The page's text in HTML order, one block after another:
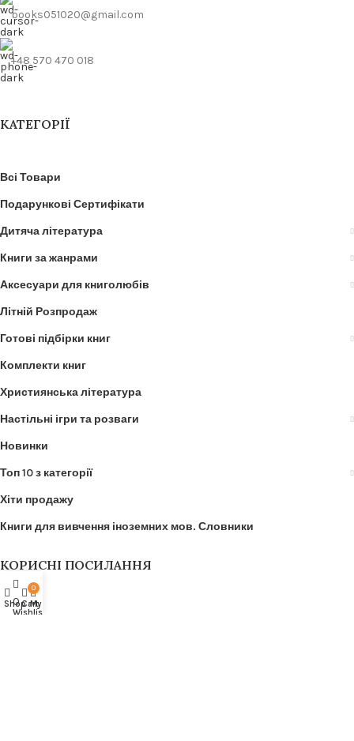
books051020@gmail.com
+48 570 470 018
КАТЕГОРІЇ
Всі Товари
Подарункові Сертифікати
Дитяча література
Книги за жанрами
Аксесуари для книголюбів
Літній Розпродаж
Готові підбірки книг
Комплекти книг
Християнська література
Настільні ігри та розваги
Новинки
Топ 10 з категорії
Хіти продажу
Книги для вивчення іноземних мов. Словники
КОРИСНІ ПОСИЛАННЯ
Про нас
Оплата
Shop
0
Wishlist
0
CartMy account